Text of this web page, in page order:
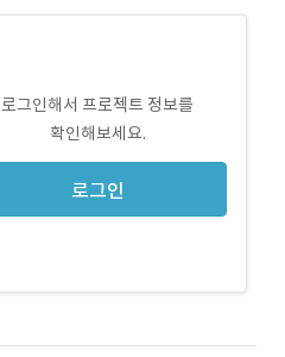
로그인해서 프로젝트 정보를
확인해보세요.
로그인